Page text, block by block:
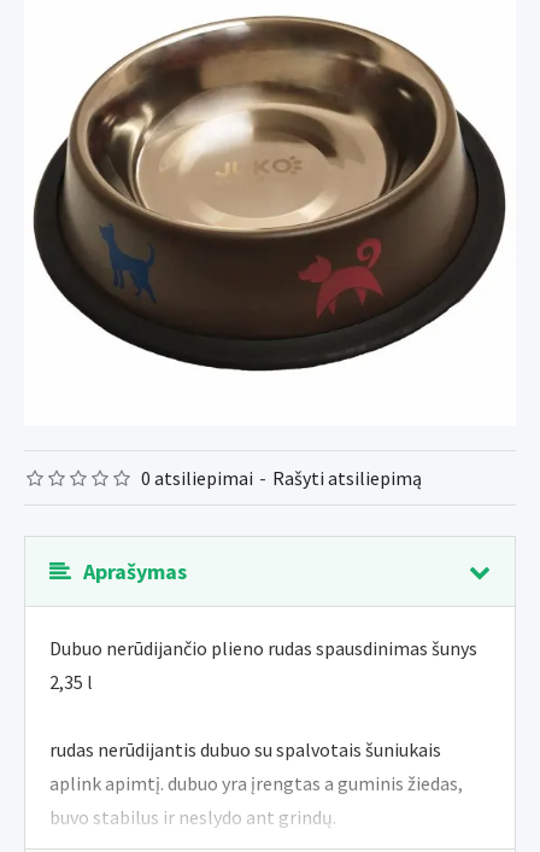
0 atsiliepimai - Rašyti atsiliepimą
Aprašymas
Dubuo nerūdijančio plieno rudas spausdinimas šunys
2,35 l
rudas nerūdijantis dubuo su spalvotais šuniukais
aplink apimtį. dubuo yra įrengtas a guminis žiedas,
buvo stabilus ir neslydo ant grindų.